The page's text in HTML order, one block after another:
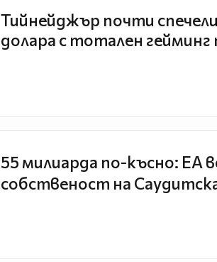
Тийнейджър почти
долара с тотален
55 милиарда по-късно: EA
собственост на